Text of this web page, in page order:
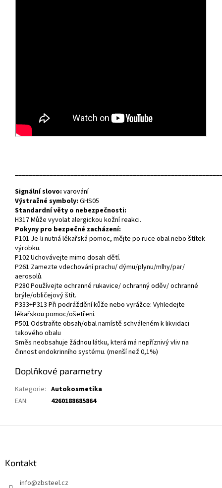
Signální slovo: varování
Výstražné symboly: GHS05
Standardní věty o nebezpečnosti:
H317 Může vyvolat alergickou kožní reakci.
Pokyny pro bezpečné zacházení:
P101 Je-li nutná lékařská pomoc, mějte po ruce obal nebo štítek
výrobku.
P102 Uchovávejte mimo dosah dětí.
P261 Zamezte vdechování prachu/ dýmu/plynu/mlhy/par/
aerosolů.
P280 Používejte ochranné rukavice/ ochranný oděv/ ochranné
brýle/obličejový štít.
P333+P313 Při podráždění kůže nebo vyrážce: Vyhledejte
lékařskou pomoc/ošetření.
P501 Odstraňte obsah/obal namístě schváleném k likvidaci
takového obalu
Směs neobsahuje žádnou látku, která má nepříznivý vliv na
činnost endokrinního systému. (menší než 0,1%)
Doplňkové parametry
Kategorie: Autokosmetika
EAN: 4260188685864
Kontakt
info@zbsteel.cz